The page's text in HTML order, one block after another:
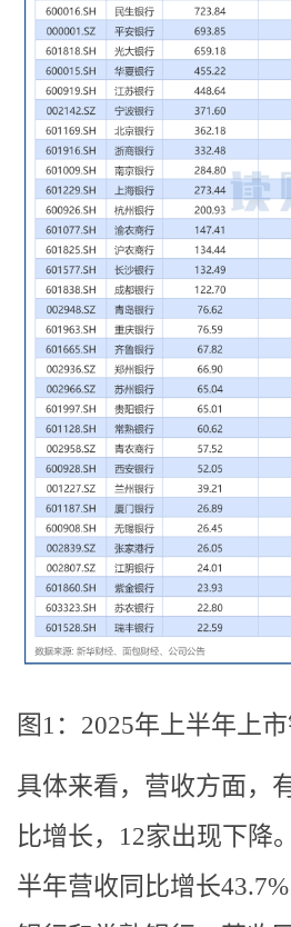
图1：2025年上半年上
具体来看，营收方面，
比增长，12家出现下降
半年营收同比增长